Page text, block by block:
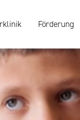
Förderung